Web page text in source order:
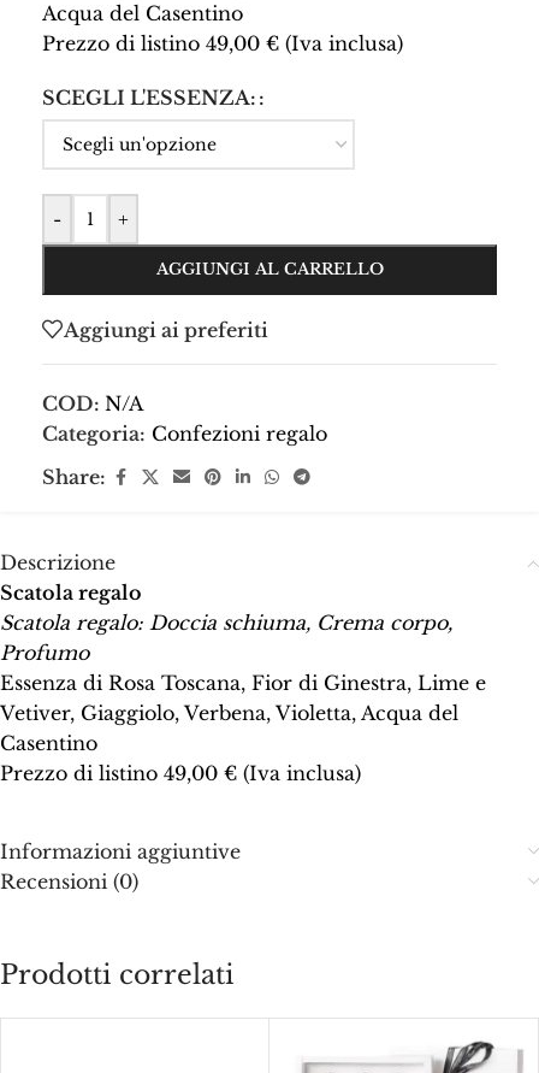
Acqua del Casentino
Prezzo di listino 49,00 € (Iva inclusa)
SCEGLI L'ESSENZA:
- +
AGGIUNGI AL CARRELLO
Aggiungi ai preferiti
COD: N/A
Categoria: Confezioni regalo
Share:
Descrizione
Scatola regalo
Scatola regalo: Doccia schiuma, Crema corpo,
Profumo
Essenza di Rosa Toscana, Fior di Ginestra, Lime e
Vetiver, Giaggiolo, Verbena, Violetta, Acqua del
Casentino
Prezzo di listino 49,00 € (Iva inclusa)
Informazioni aggiuntive
Recensioni (0)
Prodotti correlati